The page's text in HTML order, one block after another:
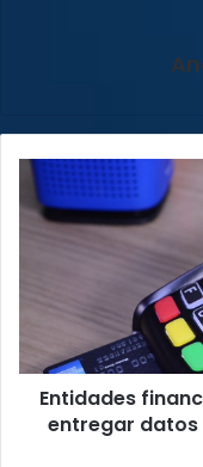
Entidades
financieras
tienen
entregar
datos
sobre
comisiones
Entidades
entregar datos